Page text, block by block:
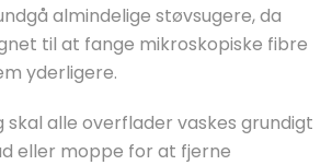
almindelige støvsugere, da
til at fange mikroskopiske fibre
yderligere.
skal alle overflader vaskes grundigt
eller moppe for at fjerne